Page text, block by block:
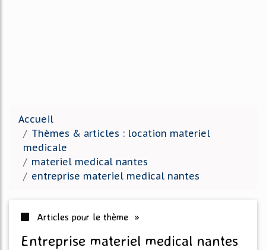
Accueil
Thèmes & articles : location materiel
medicale
materiel medical nantes
entreprise materiel medical nantes
Articles pour le thème »
entreprise materiel medical nantes